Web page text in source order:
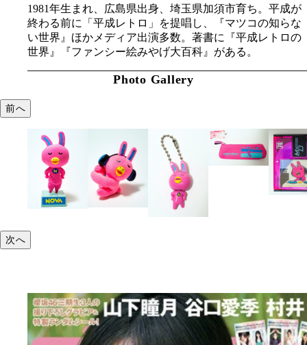
1981年生まれ、広島県出身、埼玉県加須市育ち。平成が
終わる前に「平成レトロ」を提唱し、『マツコの知らな
い世界』ほかメディア出演多数。著書に『平成レトロの
世界』『ファンシー絵みやげ大百科』がある。
Photo Gallery
前へ
次へ